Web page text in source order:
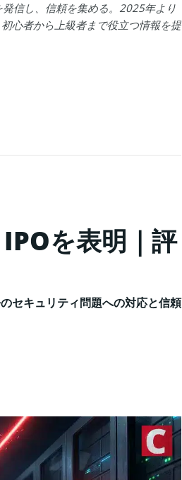
信し、信頼を集める。2025年より
心者から上級者まで役立つ情報を提
を表明｜評
セキュリティ問題への対応と信頼